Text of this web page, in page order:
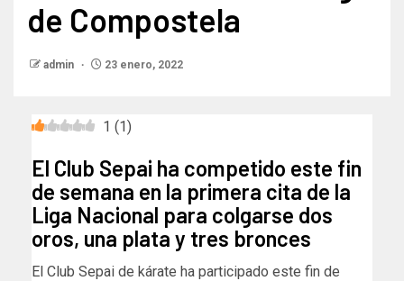
de Compostela
admin 23 enero, 2022
1 (1)
El Club Sepai ha competido este fin
de semana en la primera cita de la
Liga Nacional para colgarse dos
oros, una plata y tres bronces
El Club Sepai de kárate ha participado este fin de